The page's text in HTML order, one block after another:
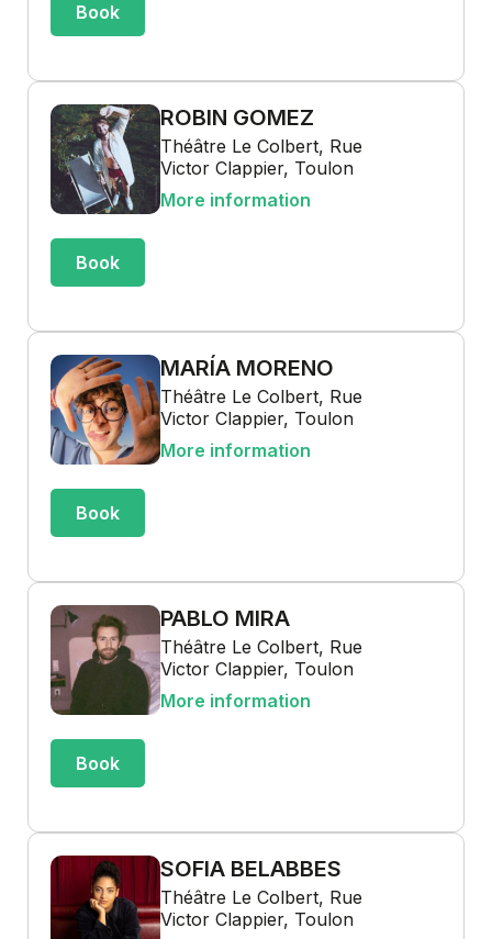
Book
ROBIN GOMEZ
Théâtre Le Colbert, Rue
Victor Clappier, Toulon
More information
Book
MARÍA MORENO
Théâtre Le Colbert, Rue
Victor Clappier, Toulon
More information
Book
PABLO MIRA
Théâtre Le Colbert, Rue
Victor Clappier, Toulon
More information
Book
SOFIA BELABBES
Théâtre Le Colbert, Rue
Victor Clappier, Toulon